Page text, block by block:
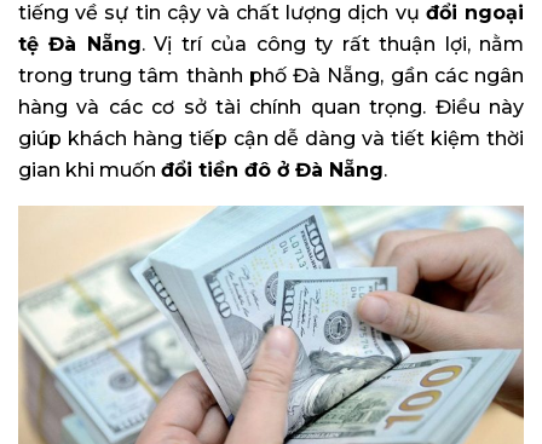
tiếng về sự tin cậy và chất lượng dịch vụ đổi ngoại
tệ Đà Nẵng. Vị trí của công ty rất thuận lợi, nằm
trong trung tâm thành phố Đà Nẵng, gần các ngân
hàng và các cơ sở tài chính quan trọng. Điều này
giúp khách hàng tiếp cận dễ dàng và tiết kiệm thời
gian khi muốn đổi tiền đô ở Đà Nẵng.